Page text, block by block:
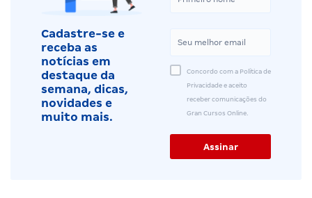
Cadastre-se e
receba as
notícias em
destaque da
semana, dicas,
novidades e
muito mais.
Concordo com a Política de
Privacidade e aceito
receber comunicações do
Gran Cursos Online.